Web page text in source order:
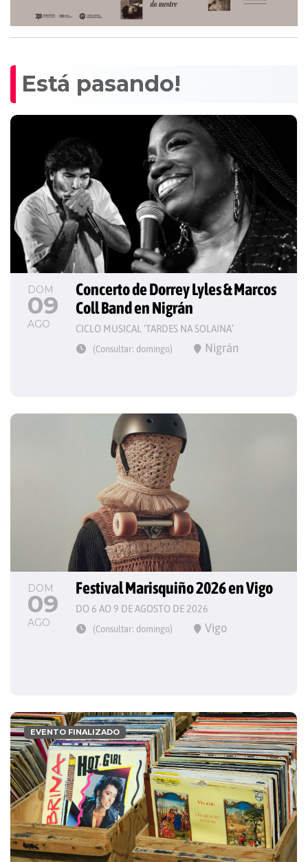
Está pasando!
DOM
09
AGO
Concerto de Dorrey Lyles & Marcos
Coll Band en Nigrán
CICLO MUSICAL ‘TARDES NA SOLAINA’
(Consultar: domingo) Nigrán
DOM
09
AGO
Festival Marisquiño 2026 en Vigo
DO 6 AO 9 DE AGOSTO DE 2026
(Consultar: domingo) Vigo
EVENTO FINALIZADO